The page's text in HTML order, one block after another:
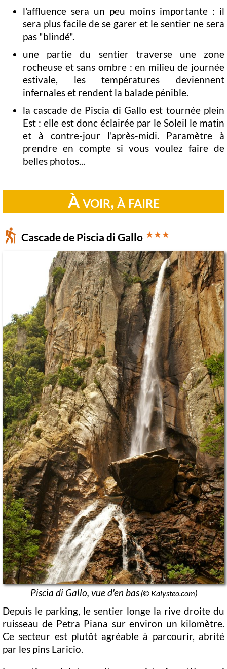
l'affluence sera un peu moins importante : il
sera plus facile de se garer et le sentier ne sera
pas "blindé".
une partie du sentier traverse une zone
rocheuse et sans ombre : en milieu de journée
estivale, les températures deviennent
infernales et rendent la balade pénible.
la cascade de Piscia di Gallo est tournée plein
Est : elle est donc éclairée par le Soleil le matin
et à contre-jour l'après-midi. Paramètre à
prendre en compte si vous voulez faire de
belles photos...
À voir, à faire
Cascade de Piscia di Gallo ★★★
Piscia di Gallo, vue d'en bas(© Kalysteo.com)
Depuis le parking, le sentier longe la rive droite du
ruisseau de Petra Piana sur environ un kilomètre.
Ce secteur est plutôt agréable à parcourir, abrité
par les pins Laricio.